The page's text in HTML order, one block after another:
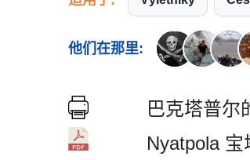
他们在那里:
巴克塔普尔
Nyatpola